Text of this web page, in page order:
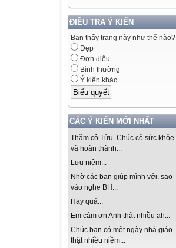
ĐIỀU TRA Ý KIẾN
Bạn thấy trang này như thế nào?
Đẹp
Đơn điệu
Bình thường
Ý kiến khác
CÁC Ý KIẾN MỚI NHẤT
Thăm cô Tửu. Chúc cô sức khỏe
và hoàn thành...
Lưu niệm...
Nhờ các bạn giúp mình với. sao
vào nghe BH...
Hay quá...
Em cảm ơn Anh thật nhiều ah...
Chúc bạn có một ngày nhà giáo
thật nhiều niềm...